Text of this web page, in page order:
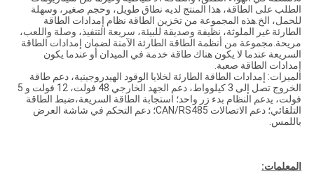
الطلب على الطاقة، هذا المنتج لديه نطاق طويل، وحجم صغير، وسهلة
للحمل، الخ.هذه المجموعة من تخزين الطاقة نظام إمدادات الطاقة
الطارئة غير الملوثة، نظيفة وصديقة للبيئة، سريعة التنفيذ، وصلة واللعب،
مريحة.مجموعة من أنظمة الطاقة الطارئة الآمنة لضمان إمدادات الطاقة
السريعة عندما لا يكون هناك طاقة خدمة في الميدان أو عندما يكون
إمدادات الطاقة صعبة.
الميزات: إمدادات الطاقة الطارئة لخلايا الوقود الهيدروجينية، دعم طاقة
الخروج تصل إلى 3 كيلوواط، دعم الجهد الخارجي 48 فولت، 12 فولت و 5
فولت، يدعم النظام بدء زر واحد؛ استجابة الطاقة السريعة،ضبط الطاقة
التلقائي؛ دعم الاتصالات CAN/RS485؛ دعم التحكم في شاشة العرض
باللمس.
المعلمات: